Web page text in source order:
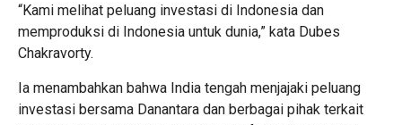
“Kami melihat peluang investasi di Indonesia dan
memproduksi di Indonesia untuk dunia,” kata Dubes
Chakravorty.
Ia menambahkan bahwa India tengah menjajaki peluang
investasi bersama Danantara dan berbagai pihak terkait